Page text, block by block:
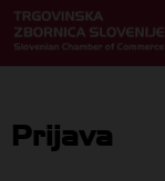
Prijava